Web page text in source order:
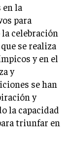
la
para
celebración
se realiza
y en el
y
se han
y
la capacidad
triunfar en